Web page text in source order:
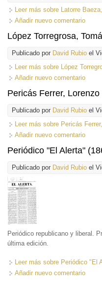
Leer más sobre Latorre
Añadir nuevo comentario
López Torregrosa,
Publicado por David Rubio el
Leer más sobre López
Añadir nuevo comentario
Pericás Ferrer, Lorenzo
Publicado por David Rubio el
Leer más sobre Pericás
Añadir nuevo comentario
Periódico "El Alerta"
Publicado por David Rubio el
Periódico republicano y liberal.
última edición.
Leer más sobre Periódico "El
Añadir nuevo comentario